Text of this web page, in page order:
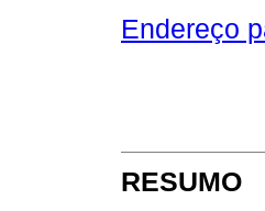
Endereço
RESUMO